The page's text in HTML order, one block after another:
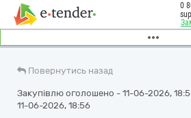
0
Повернутись назад
Закупівлю оголошено - 11-06-2026,
11-06-2026, 18:56